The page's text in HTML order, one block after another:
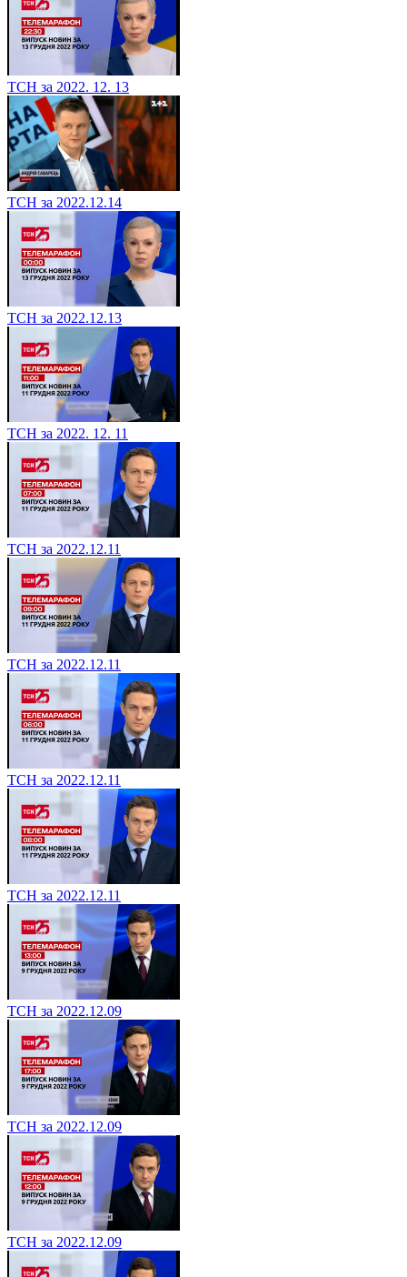
ТСН за 2022. 12. 13
ТСН за 2022.12.14
ТСН за 2022.12.13
ТСН за 2022. 12. 11
ТСН за 2022.12.11
ТСН за 2022.12.11
ТСН за 2022.12.11
ТСН за 2022.12.11
ТСН за 2022.12.09
ТСН за 2022.12.09
ТСН за 2022.12.09